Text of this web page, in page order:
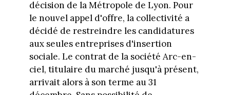
décision de la Métropole de Lyon. Pour
le nouvel appel d'offre, la collectivité a
décidé de restreindre les candidatures
aux seules entreprises d'insertion
sociale. Le contrat de la société Arc-en-
ciel, titulaire du marché jusqu'à présent,
arrivait alors à son terme au 31